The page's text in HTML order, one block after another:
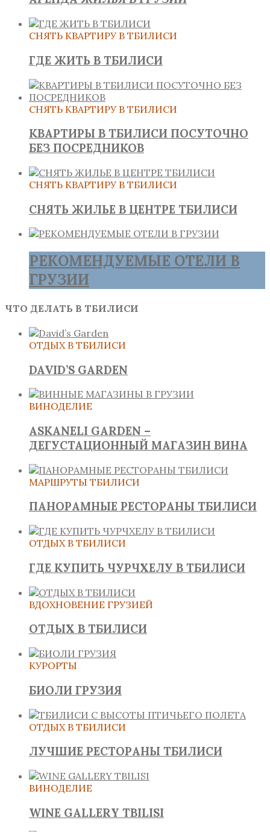
СНЯТЬ КВАРТИРУ В ТБИЛИСИ
ГДЕ ЖИТЬ В ТБИЛИСИ
СНЯТЬ КВАРТИРУ В ТБИЛИСИ
КВАРТИРЫ В ТБИЛИСИ ПОСУТОЧНО
БЕЗ ПОСРЕДНИКОВ
СНЯТЬ КВАРТИРУ В ТБИЛИСИ
СНЯТЬ ЖИЛЬЕ В ЦЕНТРЕ ТБИЛИСИ
РЕКОМЕНДУЕМЫЕ ОТЕЛИ В
ГРУЗИИ
ЧТО ДЕЛАТЬ В ТБИЛИСИ
ОТДЫХ В ТБИЛИСИ
DAVID’S GARDEN
ВИНОДЕЛИЕ
ASKANELI GARDEN –
ДЕГУСТАЦИОННЫЙ МАГАЗИН ВИНА
МАРШРУТЫ ТБИЛИСИ
ПАНОРАМНЫЕ РЕСТОРАНЫ ТБИЛИСИ
ОТДЫХ В ТБИЛИСИ
ГДЕ КУПИТЬ ЧУРЧХЕЛУ В ТБИЛИСИ
ВДОХНОВЕНИЕ ГРУЗИЕЙ
ОТДЫХ В ТБИЛИСИ
КУРОРТЫ
БИОЛИ ГРУЗИЯ
ОТДЫХ В ТБИЛИСИ
ЛУЧШИЕ РЕСТОРАНЫ ТБИЛИСИ
ВИНОДЕЛИЕ
WINE GALLERY TBILISI